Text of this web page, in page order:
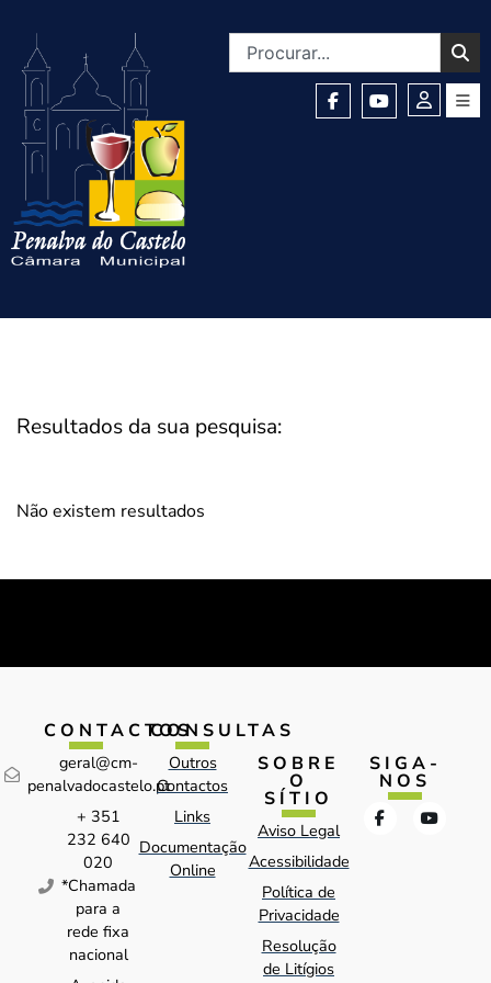
Resultados da sua pesquisa:
Não existem resultados
CONTACTOS
geral@cm-
penalvadocastelo.pt
+ 351
232 640
020
*Chamada
para a
rede fixa
nacional
CONSULTAS
Outros
Contactos
Links
Documentação
Online
SOBRE
O
SÍTIO
Aviso Legal
Acessibilidade
Política de
Privacidade
Resolução
de Litígios
SIGA-
NOS